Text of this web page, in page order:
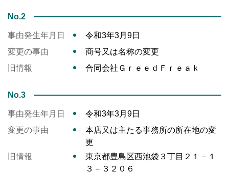
No.2
事由発生年月日
令和3年3月9日
変更の事由
商号又は名称の変更
旧情報
合同会社ＧｒｅｅｄＦｒｅａｋ
No.3
事由発生年月日
令和3年3月9日
変更の事由
本店又は主たる事務所の所在地の変
更
旧情報
東京都豊島区西池袋３丁目２１－１
３－３２０６